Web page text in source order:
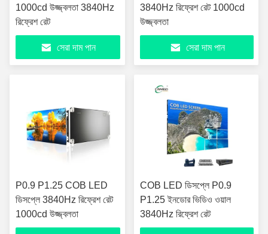
1000cd উজ্জ্বলতা 3840Hz
রিফ্রেশ রেট
সেরা দাম পান
3840Hz রিফ্রেশ রেট 1000cd
উজ্জ্বলতা
সেরা দাম পান
P0.9 P1.25 COB LED
ডিসপ্লে 3840Hz রিফ্রেশ রেট
1000cd উজ্জ্বলতা
COB LED ডিসপ্লে P0.9
P1.25 ইনডোর ভিডিও ওয়াল
3840Hz রিফ্রেশ রেট